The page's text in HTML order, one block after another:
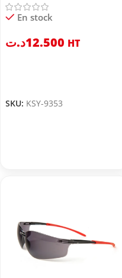
En stock
12.500د.ت HT
SKU: KSY-9353